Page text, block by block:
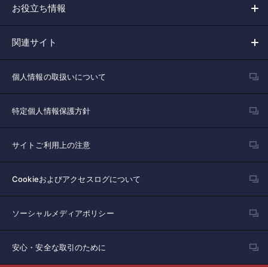
お役立ち情報
関連サイト
個人情報の取扱いについて
特定個人情報保護方針
サイトご利用上の注意
Cookieおよびアクセスログについて
ソーシャルメディアポリシー
安心・安全な取引のために